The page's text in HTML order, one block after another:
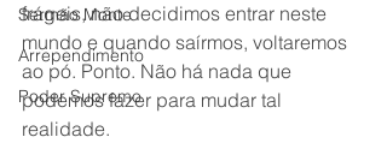
Sermão Monte
Arrependimento
Poder Supremo
frágeis, não decidimos entrar neste
mundo e quando saírmos, voltaremos
ao pó. Ponto. Não há nada que
podemos fazer para mudar tal
realidade.